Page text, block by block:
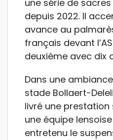
une série de
depuis 2022. Il
avance au
français devant
deuxième avec dix
Dans une
stade Bollaert-
livré une
une équipe
entretenu le